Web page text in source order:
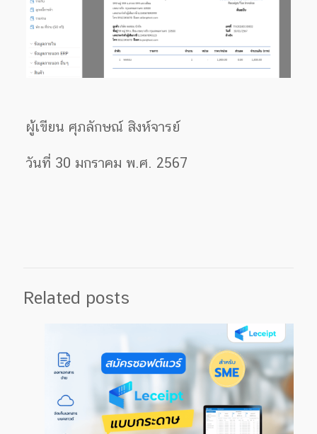
ผู้เขียน ศุภลักษณ์ สิงห์จารย์
วันที่ 30 มกราคม พ.ศ. 2567
Related posts